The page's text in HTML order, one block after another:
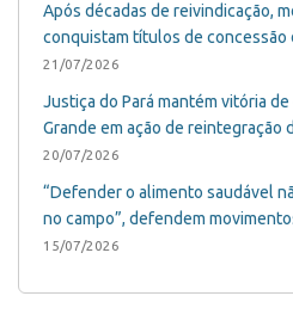
Após décadas de reivindicação,
conquistam títulos de concessão
21/07/2026
Justiça do Pará mantém vitória
Grande em ação de reintegração
20/07/2026
“Defender o alimento saudável
no campo”, defendem
15/07/2026